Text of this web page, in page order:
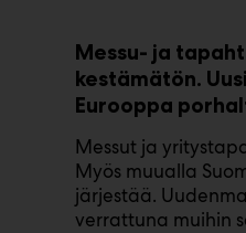
Messu- ja
kestämätön.
Eurooppa
Messut ja
Myös muualla
järjestää.
verrattuna muihin